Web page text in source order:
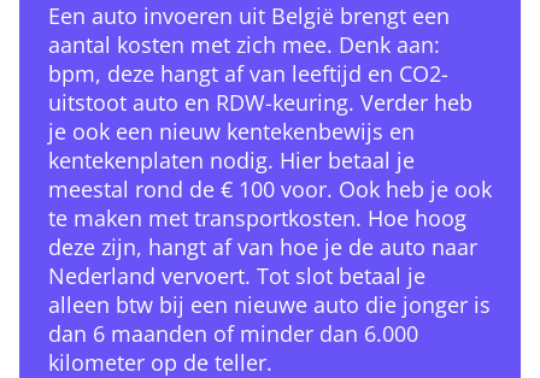
Een auto invoeren uit België brengt een
aantal kosten met zich mee. Denk aan:
bpm, deze hangt af van leeftijd en CO2-
uitstoot auto en RDW-keuring. Verder heb
je ook een nieuw kentekenbewijs en
kentekenplaten nodig. Hier betaal je
meestal rond de € 100 voor. Ook heb je ook
te maken met transportkosten. Hoe hoog
deze zijn, hangt af van hoe je de auto naar
Nederland vervoert. Tot slot betaal je
alleen btw bij een nieuwe auto die jonger is
dan 6 maanden of minder dan 6.000
kilometer op de teller.